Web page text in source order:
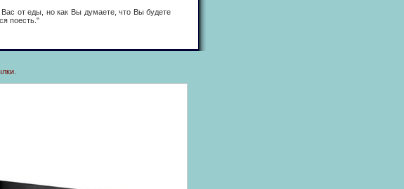
от еды, но как Вы думаете, что Вы будете
поесть."
.